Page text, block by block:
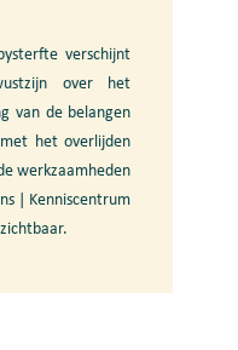
verschijnt
over het
van de belangen
het overlijden
werkzaamheden
| Kenniscentrum